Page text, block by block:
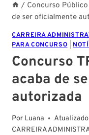
/ Concurso Público
de ser oficialmente
CARREIRA
PARA CONCURSO|
Concurso
acaba de
autorizada
Por Luana
CARREIRA